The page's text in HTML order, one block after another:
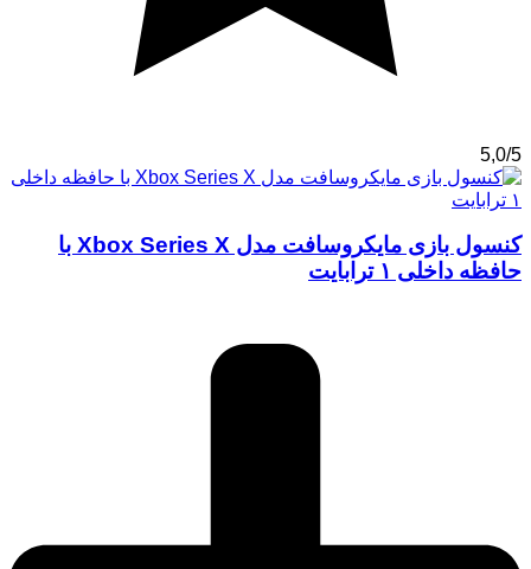
5,0/5
کنسول بازی مایکروسافت مدل Xbox Series X با
حافظه داخلی ۱ ترابایت